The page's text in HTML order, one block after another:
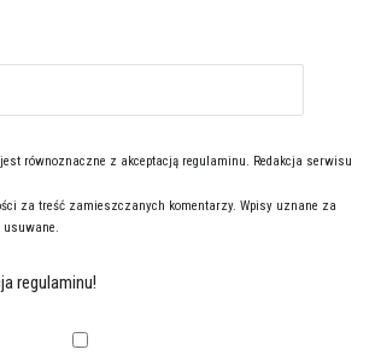
równoznaczne z akceptacją regulaminu. Redakcja serwisu
za treść zamieszczanych komentarzy. Wpisy uznane za
usuwane.
regulaminu!